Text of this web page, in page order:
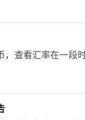
，查看汇率在一段